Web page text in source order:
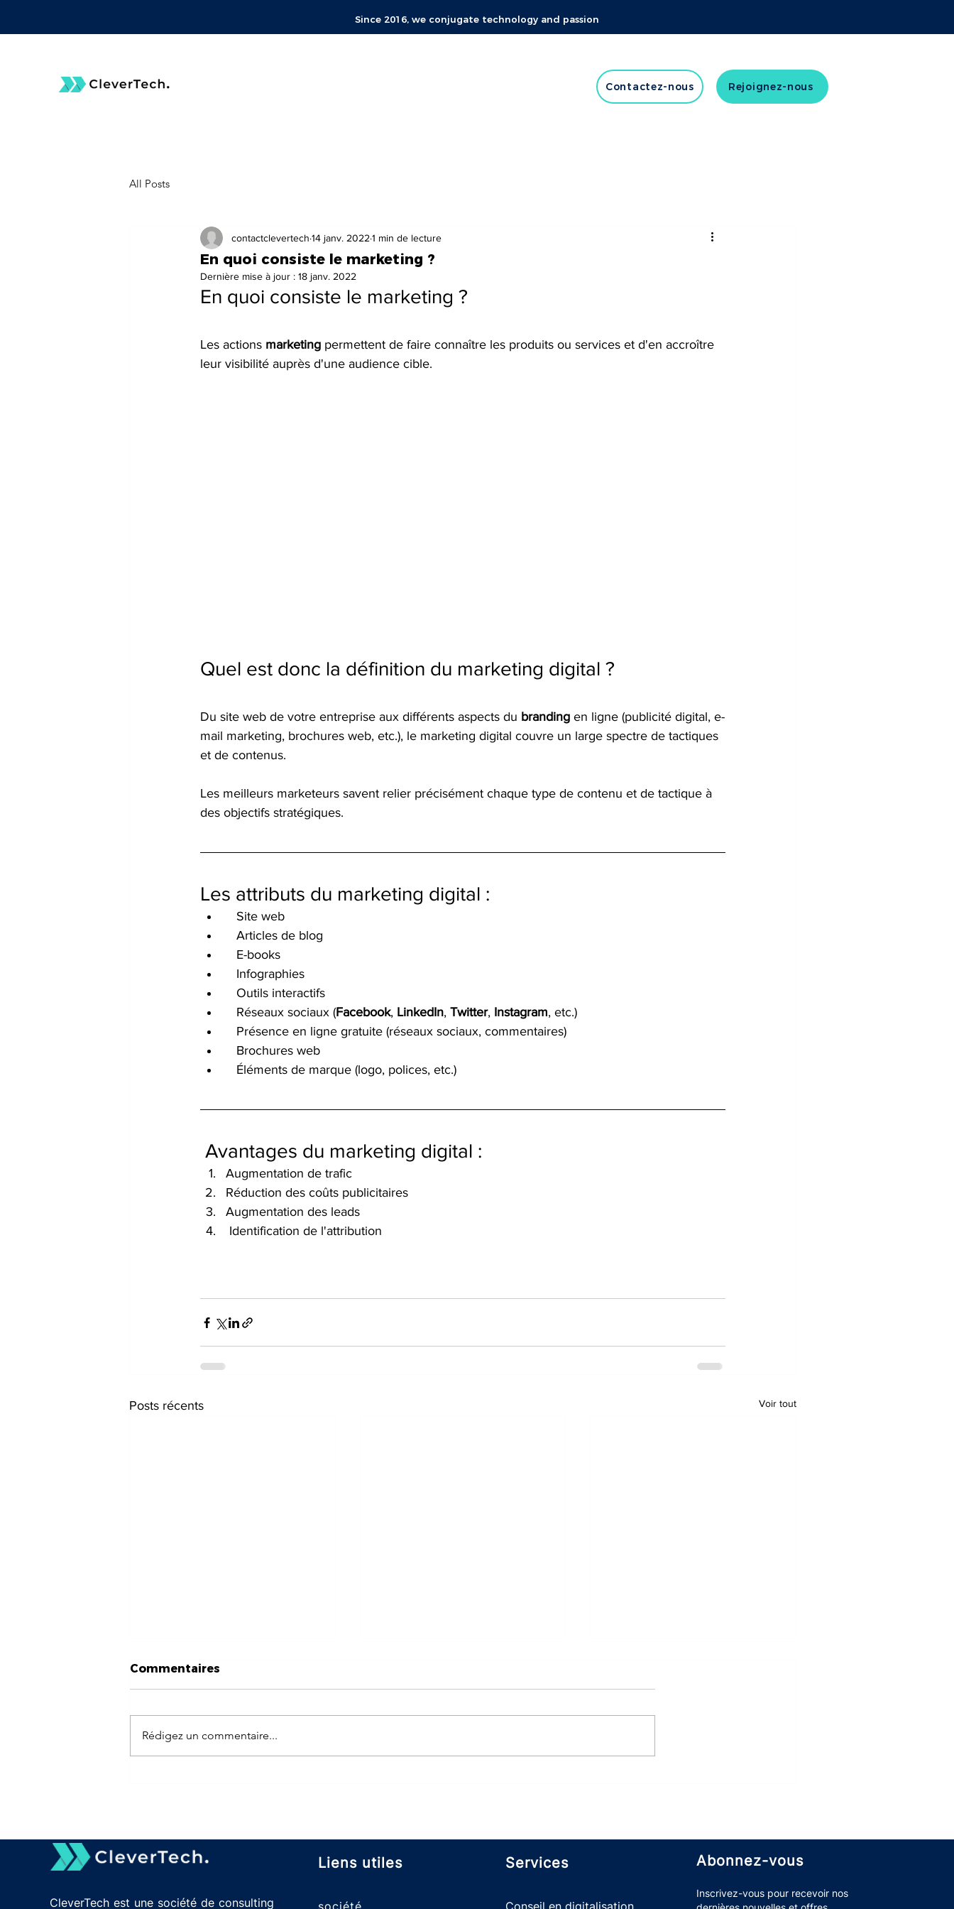
Since 2016, we conjugate technology and passion
Contactez-nous Rejoignez-nous
All Posts
En quoi consiste le marketing ?
contactclevertech 14 janv. 2022 1 min de lecture
Dernière mise à jour : 18 janv. 2022
En quoi consiste le marketing ?
Les actions marketing permettent de faire connaître les produits ou services et d'en accroître
leur visibilité auprès d'une audience cible.
Quel est donc la définition du marketing digital ?
Du site web de votre entreprise aux différents aspects du branding en ligne (publicité digital, e-
mail marketing, brochures web, etc.), le marketing digital couvre un large spectre de tactiques
et de contenus.
Les meilleurs marketeurs savent relier précisément chaque type de contenu et de tactique à
des objectifs stratégiques.
Les attributs du marketing digital :
   Site web
   Articles de blog
   E-books
   Infographies
   Outils interactifs
   Réseaux sociaux (
Facebook, LinkedIn, Twitter, Instagram, etc.)
   Présence en ligne gratuite (réseaux sociaux, commentaires)
   Brochures web
   Éléments de marque (logo, polices, etc.)
Avantages du marketing digital :
Augmentation de trafic
Réduction des coûts publicitaires
Augmentation des leads
Identification de l'attribution
Posts récents Voir tout
Commentaires
Rédigez un commentaire...
CleverTech est une société de consulting
Liens utiles
société
Services
Conseil en digitalisation
Abonnez-vous
Inscrivez-vous pour recevoir nos